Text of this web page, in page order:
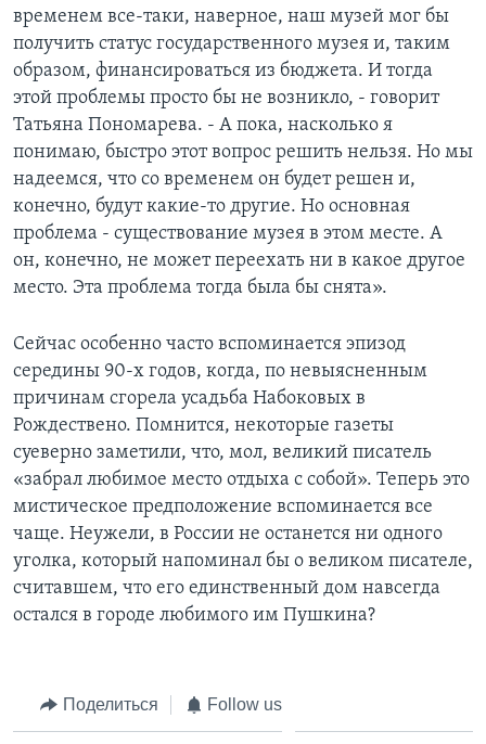
временем все-таки, наверное, наш музей мог бы
получить статус государственного музея и, таким
образом, финансироваться из бюджета. И тогда
этой проблемы просто бы не возникло, - говорит
Татьяна Пономарева. - А пока, насколько я
понимаю, быстро этот вопрос решить нельзя. Но мы
надеемся, что со временем он будет решен и,
конечно, будут какие-то другие. Но основная
проблема - существование музея в этом месте. А
он, конечно, не может переехать ни в какое другое
место. Эта проблема тогда была бы снята».
Сейчас особенно часто вспоминается эпизод
середины 90-х годов, когда, по невыясненным
причинам сгорела усадьба Набоковых в
Рождествено. Помнится, некоторые газеты
суеверно заметили, что, мол, великий писатель
«забрал любимое место отдыха с собой». Теперь это
мистическое предположение вспоминается все
чаще. Неужели, в России не останется ни одного
уголка, который напоминал бы о великом писателе,
считавшем, что его единственный дом навсегда
остался в городе любимого им Пушкина?
Поделиться Follow us